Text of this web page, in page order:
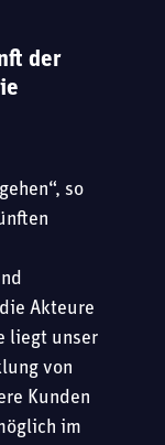
der
so
Akteure
liegt unser
von
Kunden
im